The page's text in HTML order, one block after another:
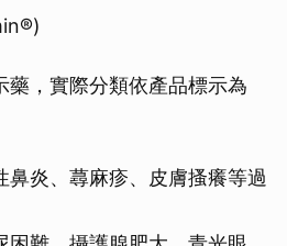
藥，實際分類依產品標示為
鼻炎、蕁麻疹、皮膚搔癢等過